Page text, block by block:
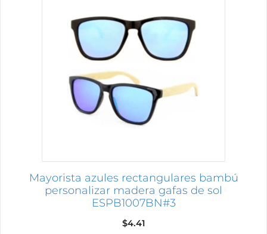
Mayorista azules rectangulares bambú
personalizar madera gafas de sol
ESPB1007BN#3
$4.41